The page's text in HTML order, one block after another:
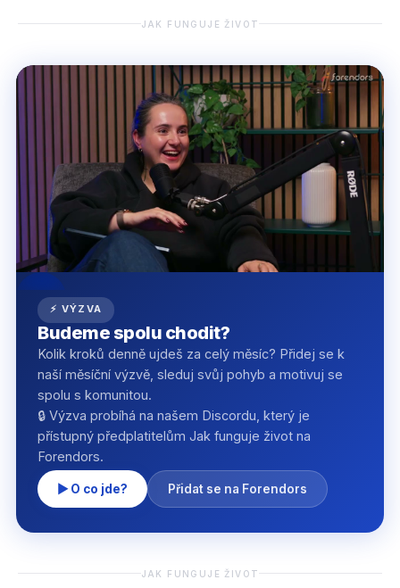
JAK FUNGUJE ŽIVOT
⚡ VÝZVA
Budeme spolu chodit?
Kolik kroků denně ujdeš za celý měsíc? Přidej se k
naší měsíční výzvě, sleduj svůj pohyb a motivuj se
spolu s komunitou.
🔒 Výzva probíhá na našem Discordu, který je
přístupný předplatitelům Jak funguje život na
Forendors.
▶ O co jde? Přidat se na Forendors
JAK FUNGUJE ŽIVOT